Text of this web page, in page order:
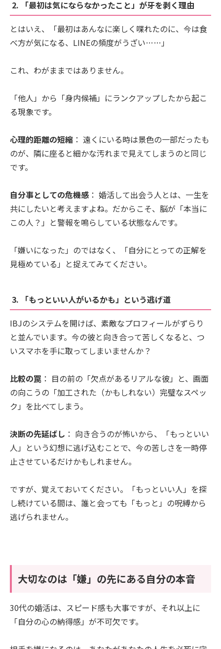
2. 「最初は気にならなかったこと」が牙を剥く理由
とはいえ、「最初はあんなに楽しく喋れたのに、今は食
べ方が気になる、LINEの頻度がうざい……」
これ、わがままではありません。
「他人」から「身内候補」にランクアップしたから起こ
る現象です。
心理的距離の短縮 ： 遠くにいる時は景色の一部だったも
のが、隣に座ると細かな汚れまで見えてしまうのと同じ
です。
自分事としての危機感 ： 婚活して出会う人とは、一生を
共にしたいと考えますよね。だからこそ、脳が「本当に
この人？」と警報を鳴らしている状態なんです。
「嫌いになった」のではなく、「自分にとっての正解を
見極めている」と捉えてみてください。
3. 「もっといい人がいるかも」という逃げ道
IBJのシステムを開けば、素敵なプロフィールがずらり
と並んでいます。今の彼と向き合って苦しくなると、つ
いスマホを手に取ってしまいませんか？
比較の罠 ： 目の前の「欠点があるリアルな彼」と、画面
の向こうの「加工された（かもしれない）完璧なスペッ
ク」を比べてしまう。
決断の先延ばし ： 向き合うのが怖いから、「もっといい
人」という幻想に逃げ込むことで、今の苦しさを一時停
止させているだけかもしれません。
ですが、覚えておいてください。「もっといい人」を探
し続けている間は、誰と会っても「もっと」の呪縛から
逃げられません。
大切なのは「嫌」の先にある自分の本音
30代の婚活は、スピード感も大事ですが、それ以上に
「自分の心の納得感」が不可欠です。